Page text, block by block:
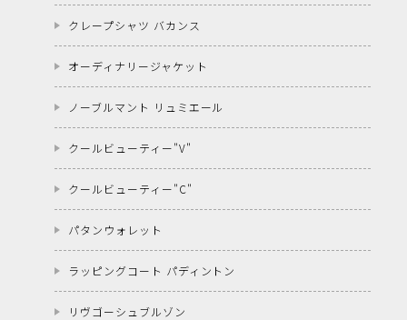
クレープシャツ バカンス
オーディナリージャケット
ノーブルマント リュミエール
クールビューティー"V"
クールビューティー"C"
パタンウォレット
ラッピングコート パディントン
リヴゴーシュブルゾン